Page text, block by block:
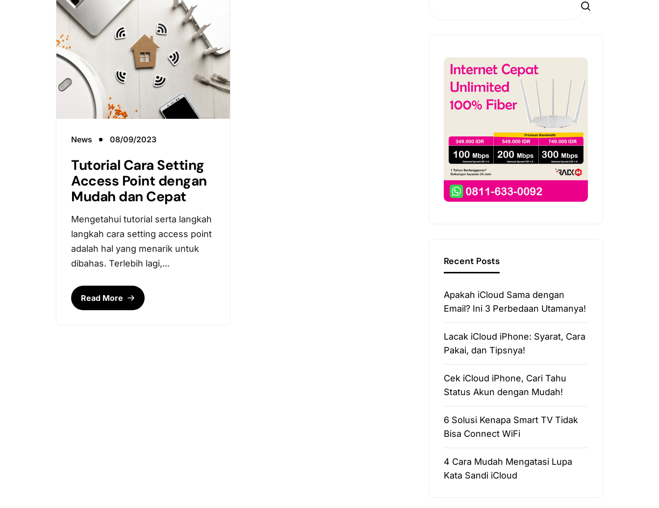
News 08/09/2023
Tutorial Cara Setting
Access Point dengan
Mudah dan Cepat
Mengetahui tutorial serta langkah
langkah cara setting access point
adalah hal yang menarik untuk
dibahas. Terlebih lagi,...
Read More
Search
Recent Posts
Apakah iCloud Sama dengan
Email? Ini 3 Perbedaan Utamanya!
Lacak iCloud iPhone: Syarat, Cara
Pakai, dan Tipsnya!
Cek iCloud iPhone, Cari Tahu
Status Akun dengan Mudah!
6 Solusi Kenapa Smart TV Tidak
Bisa Connect WiFi
4 Cara Mudah Mengatasi Lupa
Kata Sandi iCloud